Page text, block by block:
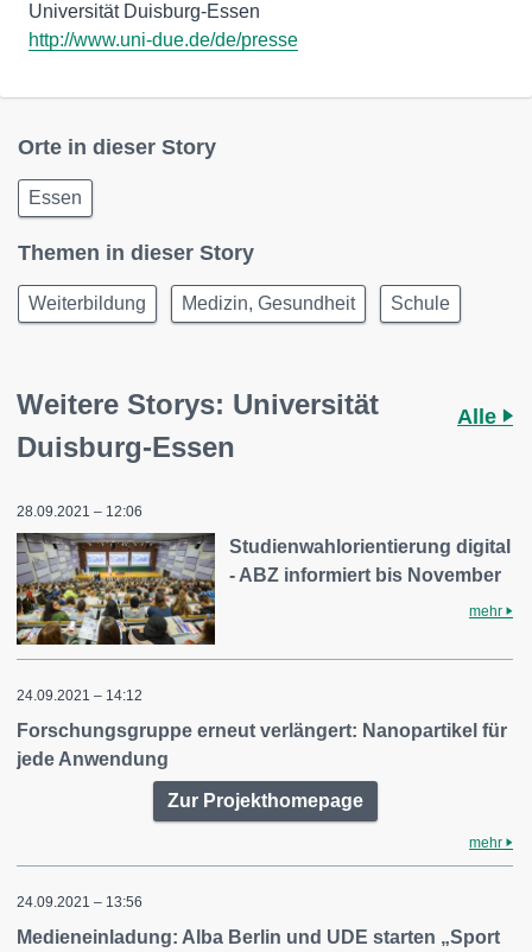
http://www.uni-due.de/de/presse
Orte in dieser Story
Essen
Themen in dieser Story
Weiterbildung Medizin, Gesundheit Schule
Weitere Storys: Universität
Duisburg-Essen
Alle
28.09.2021 – 12:06
Studienwahlorientierung digital
- ABZ informiert bis November
mehr
24.09.2021 – 14:12
Forschungsgruppe erneut verlängert: Nanopartikel für
jede Anwendung
Zur Projekthomepage
mehr
24.09.2021 – 13:56
Medieneinladung: Alba Berlin und UDE starten „Sport